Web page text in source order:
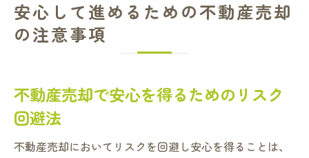
安心して進めるための不動産売却
の注意事項
不動産売却で安心を得るためのリスク
回避法
不動産売却においてリスクを回避し安心を得ることは、